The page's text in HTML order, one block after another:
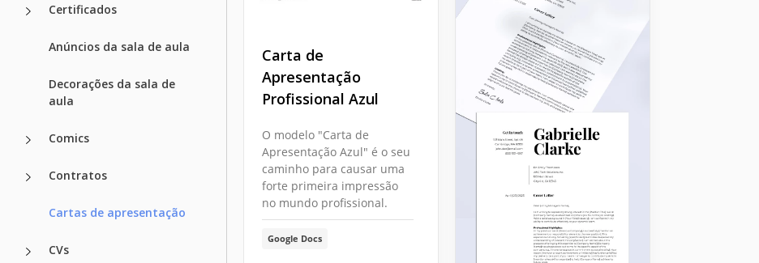
Certificados
Anúncios da sala de aula
Decorações da sala de
aula
Comics
Contratos
Cartas de apresentação
CVs
Carta de
Apresentação
Profissional Azul
O modelo "Carta de
Apresentação Azul" é o seu
caminho para causar uma
forte primeira impressão
no mundo profissional.
Google Docs